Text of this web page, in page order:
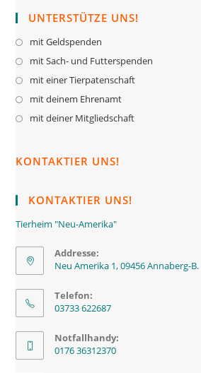
UNTERSTÜTZE UNS!
mit Geldspenden
mit Sach- und Futterspenden
mit einer Tierpatenschaft
mit deinem Ehrenamt
mit deiner Mitgliedschaft
KONTAKTIER UNS!
KONTAKTIER UNS!
Tierheim "Neu-Amerika"
Addresse:
Neu Amerika 1, 09456 Annaberg-B.
Telefon:
03733 622687
Notfallhandy:
0176 36312370